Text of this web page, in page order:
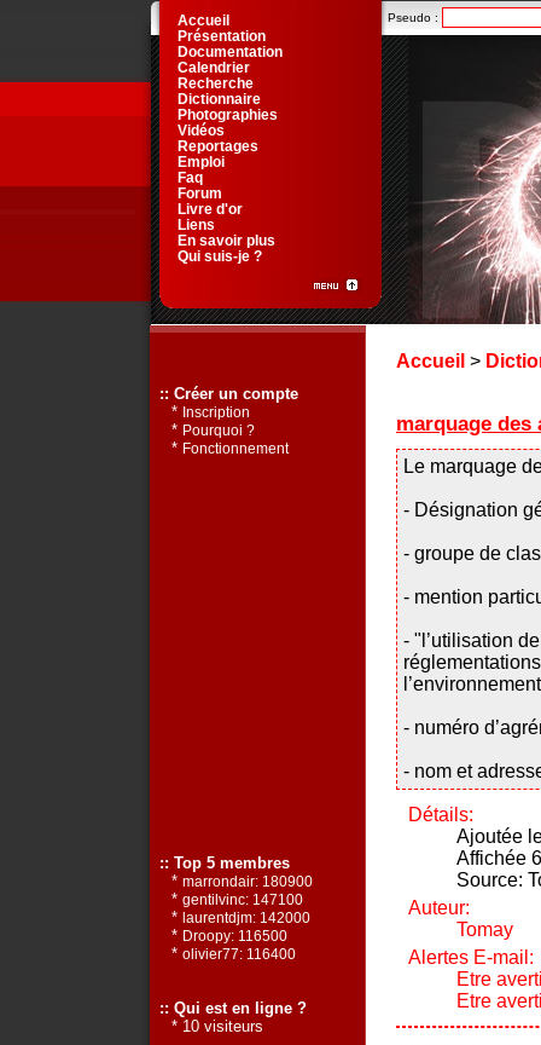
Accueil >
marquage
Le marquage
- Désignation
- groupe de
- mention
- "l’utilisation
- numéro
- nom et
Détails:
Ajoutée
Affichée
Source:
Auteur:
Tomay
Alertes E-mail:
Etre
Etre
Pseudo :
Accueil
Présentation
Documentation
Calendrier
Recherche
Dictionnaire
Photographies
Vidéos
Reportages
Emploi
Faq
Forum
Livre d'or
Liens
En savoir plus
Qui suis-je ?
:: Créer un compte
* Inscription
* Pourquoi ?
* Fonctionnement
:: Top 5 membres
* marrondair: 180900
* gentilvinc: 147100
* laurentdjm: 142000
* Droopy: 116500
* olivier77: 116400
:: Qui est en ligne ?
* 10 visiteurs